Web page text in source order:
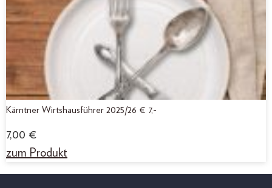
Kärntner Wirtshausführer 2025/26 € 7,-
7,00 €
zum Produkt